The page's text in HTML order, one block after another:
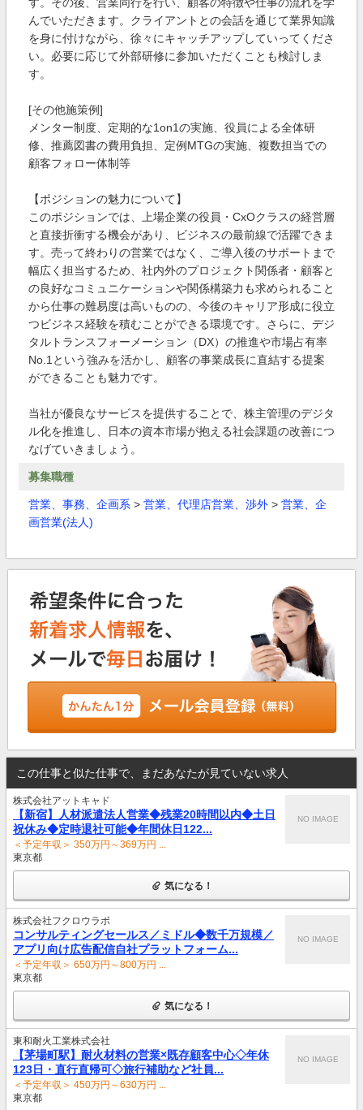
んでいただきます。クライアントとの会話を通じて業界知識
を身に付けながら、徐々にキャッチアップしていってくださ
い。必要に応じて外部研修に参加いただくことも検討しま
す。
[その他施策例]
メンター制度、定期的な1on1の実施、役員による全体研
修、推薦図書の費用負担、定例MTGの実施、複数担当での
顧客フォロー体制等
【ポジションの魅力について】
このポジションでは、上場企業の役員・CxOクラスの経営層
と直接折衝する機会があり、ビジネスの最前線で活躍できま
す。売って終わりの営業ではなく、ご導入後のサポートまで
幅広く担当するため、社内外のプロジェクト関係者・顧客と
の良好なコミュニケーションや関係構築力も求められること
から仕事の難易度は高いものの、今後のキャリア形成に役立
つビジネス経験を積むことができる環境です。さらに、デジ
タルトランスフォーメーション（DX）の推進や市場占有率
No.1という強みを活かし、顧客の事業成長に直結する提案
ができることも魅力です。
当社が優良なサービスを提供することで、株主管理のデジタ
ル化を推進し、日本の資本市場が抱える社会課題の改善につ
なげていきましょう。
募集職種
営業、事務、企画系 > 営業、代理店営業、渉外 > 営業、企
画営業(法人)
この仕事と似た仕事で、まだあなたが見ていない求人
株式会社アットキャド
【新宿】人材派遣法人営業◆残業20時間以内◆土日
祝休み◆定時退社可能◆年間休日122...
＜予定年収＞ 350万円～369万円 ...
東京都
NO IMAGE
気になる！
株式会社フクロウラボ
コンサルティングセールス／ミドル◆数千万規模／
アプリ向け広告配信自社プラットフォーム...
＜予定年収＞ 650万円～800万円 ...
東京都
NO IMAGE
気になる！
東和耐火工業株式会社
【茅場町駅】耐火材料の営業×既存顧客中心◇年休
123日・直行直帰可◇旅行補助など社員...
＜予定年収＞ 450万円～630万円 ...
東京都
NO IMAGE